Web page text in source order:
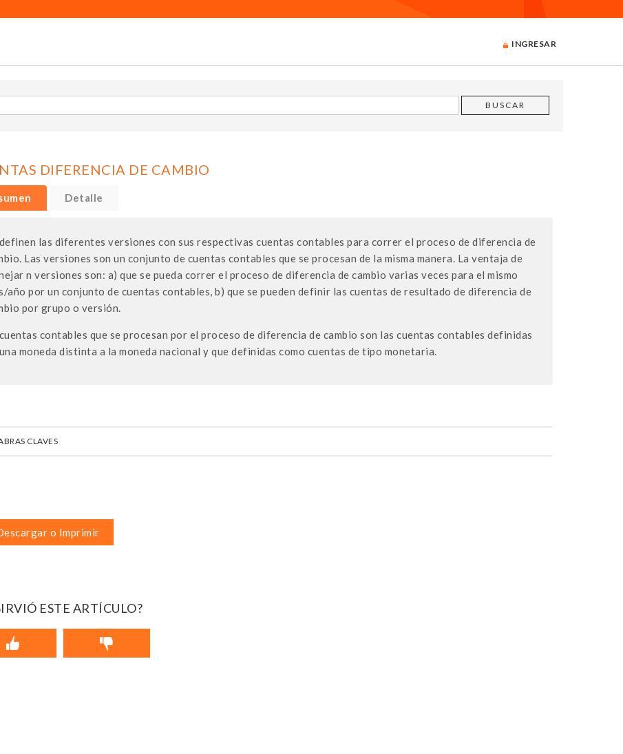
INGRESAR
DIFERENCIA DE CAMBIO
Detalle
las diferentes versiones con sus respectivas cuentas contables para correr el proceso de diferencia de
Las versiones son un conjunto de cuentas contables que se procesan de la misma manera. La ventaja de
n versiones son: a) que se pueda correr el proceso de diferencia de cambio varias veces para el mismo
año por un conjunto de cuentas contables, b) que se pueden definir las cuentas de resultado de diferencia de
por grupo o versión.
contables que se procesan por el proceso de diferencia de cambio son las cuentas contables definidas
moneda distinta a la moneda nacional y que definidas como cuentas de tipo monetaria.
CLAVES
o Imprimir
ESTE ARTÍCULO?